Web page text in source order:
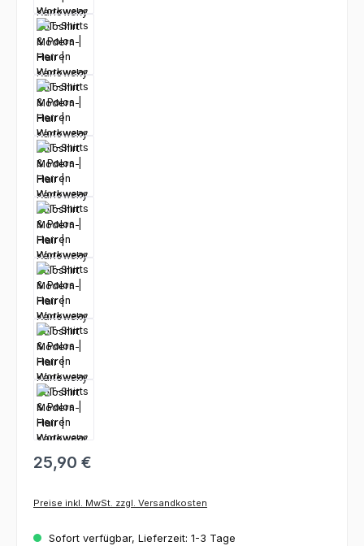
25,90 €
Preise inkl. MwSt. zzgl. Versandkosten
Sofort verfügbar, Lieferzeit: 1-3 Tage